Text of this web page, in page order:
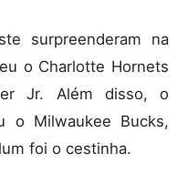
surpreenderam na
o Charlotte Hornets
Jr. Além disso, o
o Milwaukee Bucks,
foi o cestinha.